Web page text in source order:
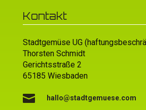
Kontakt
Stadtgemüse UG
Thorsten Schmidt
Gerichtsstraße 2
65185 Wiesbaden
 hallo@stadtgemuese.com